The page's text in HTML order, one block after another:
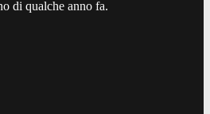
di qualche anno fa.